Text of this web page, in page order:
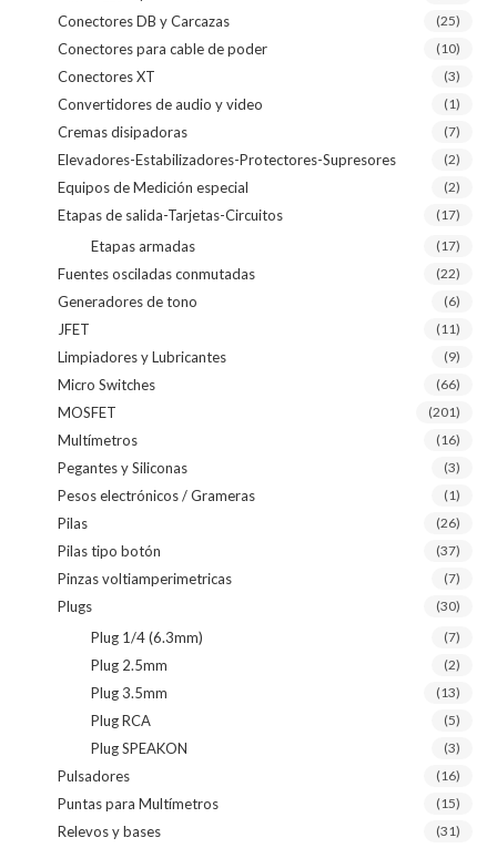
Conectores DB y Carcazas (25)
Conectores para cable de poder (10)
Conectores XT (3)
Convertidores de audio y video (1)
Cremas disipadoras (7)
Elevadores-Estabilizadores-Protectores-Supresores (2)
Equipos de Medición especial (2)
Etapas de salida-Tarjetas-Circuitos (17)
Etapas armadas (17)
Fuentes osciladas conmutadas (22)
Generadores de tono (6)
JFET (11)
Limpiadores y Lubricantes (9)
Micro Switches (66)
MOSFET (201)
Multímetros (16)
Pegantes y Siliconas (3)
Pesos electrónicos / Grameras (1)
Pilas (26)
Pilas tipo botón (37)
Pinzas voltiamperimetricas (7)
Plugs (30)
Plug 1/4 (6.3mm) (7)
Plug 2.5mm (2)
Plug 3.5mm (13)
Plug RCA (5)
Plug SPEAKON (3)
Pulsadores (16)
Puntas para Multímetros (15)
Relevos y bases (31)